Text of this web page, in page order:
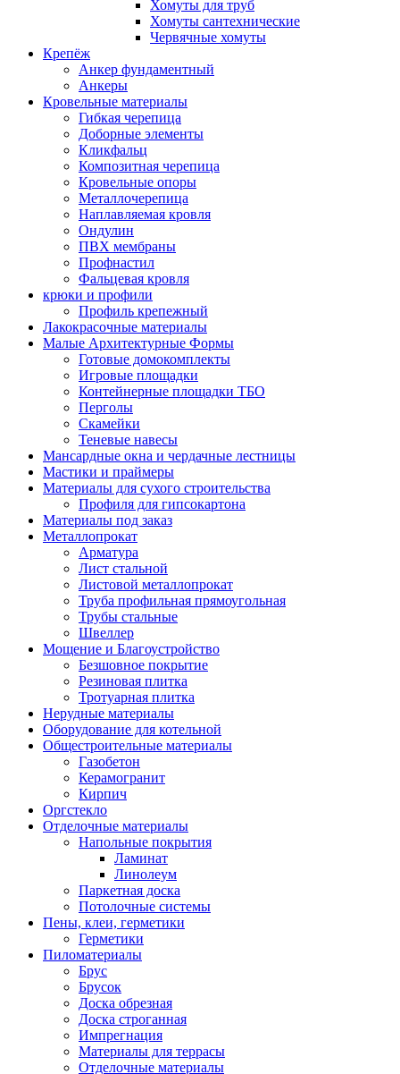
Хомуты для труб
Хомуты сантехнические
Червячные хомуты
Крепёж
Анкер фундаментный
Анкеры
Кровельные материалы
Гибкая черепица
Доборные элементы
Кликфальц
Композитная черепица
Кровельные опоры
Металлочерепица
Наплавляемая кровля
Ондулин
ПВХ мембраны
Профнастил
Фальцевая кровля
крюки и профили
Профиль крепежный
Лакокрасочные материалы
Малые Архитектурные Формы
Готовые домокомплекты
Игровые площадки
Контейнерные площадки ТБО
Перголы
Скамейки
Теневые навесы
Мансардные окна и чердачные лестницы
Мастики и праймеры
Материалы для сухого строительства
Профиля для гипсокартона
Материалы под заказ
Металлопрокат
Арматура
Лист стальной
Листовой металлопрокат
Труба профильная прямоугольная
Трубы стальные
Швеллер
Мощение и Благоустройство
Безшовное покрытие
Резиновая плитка
Тротуарная плитка
Нерудные материалы
Оборудование для котельной
Общестроительные материалы
Газобетон
Керамогранит
Кирпич
Оргстекло
Отделочные материалы
Напольные покрытия
Ламинат
Линолеум
Паркетная доска
Потолочные системы
Пены, клеи, герметики
Герметики
Пиломатериалы
Брус
Брусок
Доска обрезная
Доска строганная
Импрегнация
Материалы для террасы
Отделочные материалы